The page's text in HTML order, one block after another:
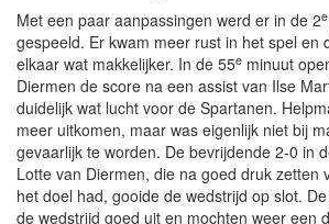
Met een paar aanpassingen werd er in de 2e
gespeeld. Er kwam meer rust in het spel en
elkaar wat makkelijker. In de 55e minuut
Diermen de score na een assist van Ilse
duidelijk wat lucht voor de Spartanen.
meer uitkomen, maar was eigenlijk niet bij
gevaarlijk te worden. De bevrijdende 2-0 in
Lotte van Diermen, die na goed druk zetten
het doel had, gooide de wedstrijd op slot.
de wedstrijd goed uit en mochten weer een